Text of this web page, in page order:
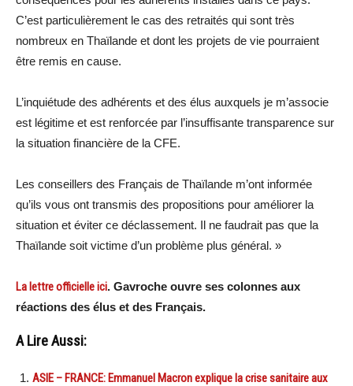
C’est particulièrement le cas des retraités qui sont très
nombreux en Thaïlande et dont les projets de vie pourraient
être remis en cause.
L’inquiétude des adhérents et des élus auxquels je m’associe
est légitime et est renforcée par l’insuffisante transparence sur
la situation financière de la CFE.
Les conseillers des Français de Thaïlande m’ont informée
qu’ils vous ont transmis des propositions pour améliorer la
situation et éviter ce déclassement. Il ne faudrait pas que la
Thaïlande soit victime d’un problème plus général. »
La lettre officielle ici. Gavroche ouvre ses colonnes aux
réactions des élus et des Français.
A Lire Aussi:
ASIE – FRANCE: Emmanuel Macron explique la crise sanitaire aux